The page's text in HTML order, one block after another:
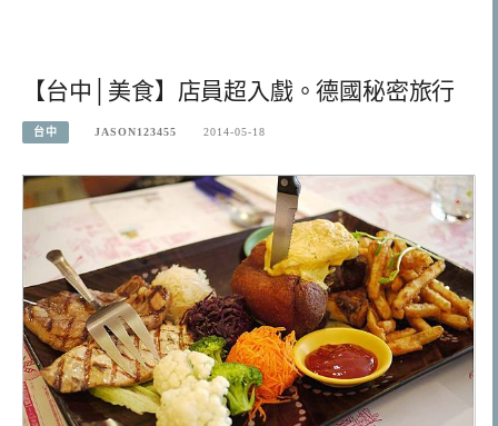
【台中│美食】店員超入戲。德國秘密旅行
台中 JASON123455 2014-05-18